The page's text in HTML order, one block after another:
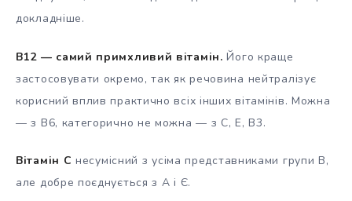
докладніше.
В12 — самий примхливий вітамін. Його краще
застосовувати окремо, так як речовина нейтралізує
корисний вплив практично всіх інших вітамінів. Можна
— з В6, категорично не можна — з С, Е, В3.
Вітамін С несумісний з усіма представниками групи В,
але добре поєднується з А і Є.